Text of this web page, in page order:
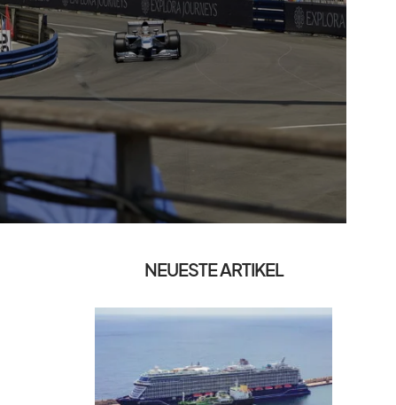
NEUESTE ARTIKEL